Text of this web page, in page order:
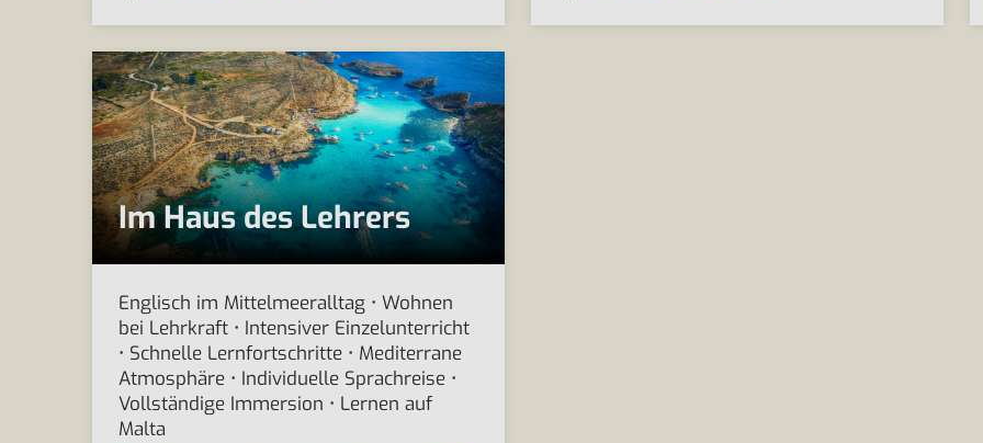
Im Haus des Lehrers
Englisch im Mittelmeeralltag • Wohnen
bei Lehrkraft • Intensiver Einzelunterricht
• Schnelle Lernfortschritte • Mediterrane
Atmosphäre • Individuelle Sprachreise •
Vollständige Immersion • Lernen auf
Malta